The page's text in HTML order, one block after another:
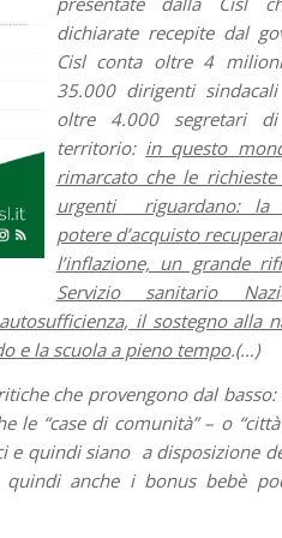
dichiarate recepite dal
Cisl conta oltre 4
35.000 dirigenti
oltre 4.000 segretari
territorio: in questo
rimarcato che le
urgenti riguardano: la
potere d’acquisto
l’inflazione, un grande
Servizio sanitario
il sostegno alla
e la scuola a pieno tempo.(…)
che provengono dal
le “case di comunità” – o
quindi siano a disposizione
anche i bonus bebè